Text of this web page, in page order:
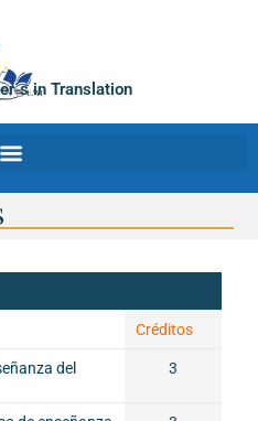
in Translation
Créditos
del
3